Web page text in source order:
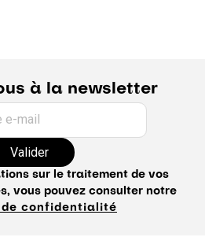
à la newsletter
mail
Valider
sur le traitement de vos
vous pouvez consulter notre
confidentialité